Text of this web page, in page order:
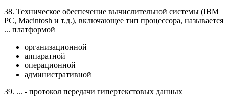
38. Техническое обеспечение вычислительной системы (IBM
PC, Macintosh и т.д.), включающее тип процессора, называется
... платформой
организационной
аппаратной
операционной
административной
39. ... - протокол передачи гипертекстовых данных